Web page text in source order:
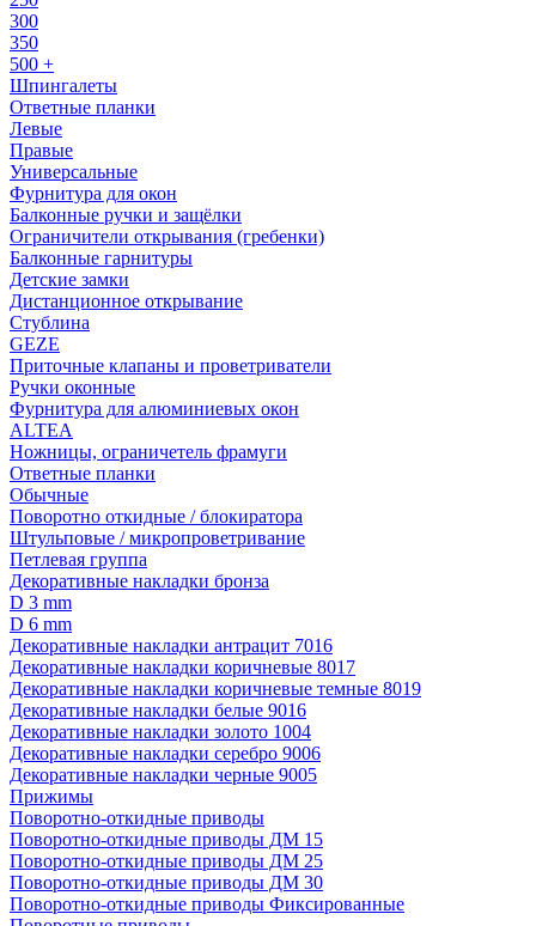
300
350
500 +
Шпингалеты
Ответные планки
Левые
Правые
Универсальные
Фурнитура для окон
Балконные ручки и защёлки
Ограничители открывания (гребенки)
Балконные гарнитуры
Детские замки
Дистанционное открывание
Стублина
GEZE
Приточные клапаны и проветриватели
Ручки оконные
Фурнитура для алюминиевых окон
ALTEA
Ножницы, ограничетель фрамуги
Ответные планки
Обычные
Поворотно откидные / блокиратора
Штульповые / микропроветривание
Петлевая группа
Декоративные накладки бронза
D 3 mm
D 6 mm
Декоративные накладки антрацит 7016
Декоративные накладки коричневые 8017
Декоративные накладки коричневые темные 8019
Декоративные накладки белые 9016
Декоративные накладки золото 1004
Декоративные накладки серебро 9006
Декоративные накладки черные 9005
Прижимы
Поворотно-откидные приводы
Поворотно-откидные приводы ДМ 15
Поворотно-откидные приводы ДМ 25
Поворотно-откидные приводы ДМ 30
Поворотно-откидные приводы Фиксированные